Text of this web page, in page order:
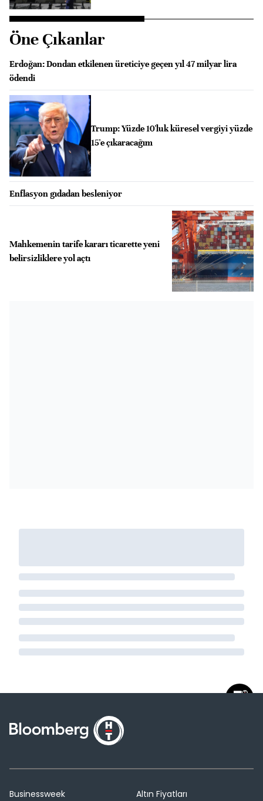
Öne Çıkanlar
Erdoğan: Dondan etkilenen üreticiye geçen yıl 47 milyar lira
ödendi
Trump: Yüzde 10'luk küresel vergiyi yüzde
15'e çıkaracağım
Enflasyon gıdadan besleniyor
Mahkemenin tarife kararı ticarette yeni
belirsizliklere yol açtı
Businessweek
Altın Fiyatları